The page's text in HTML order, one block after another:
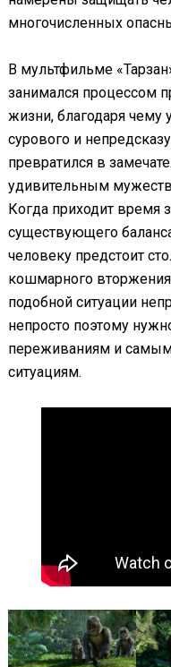
многочисленных
В мультфильме
занимался процессом
жизни, благодаря чему
сурового и
превратился в
удивительным
Когда приходит время
существующего
человеку предстоит
кошмарного
подобной ситуации
непросто поэтому
переживаниям и
ситуациям.